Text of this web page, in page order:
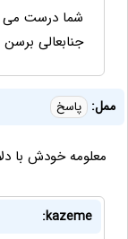
شما درست می
جنابعالی
ممل: پاسخ
معلومه خودش با
kazeme: